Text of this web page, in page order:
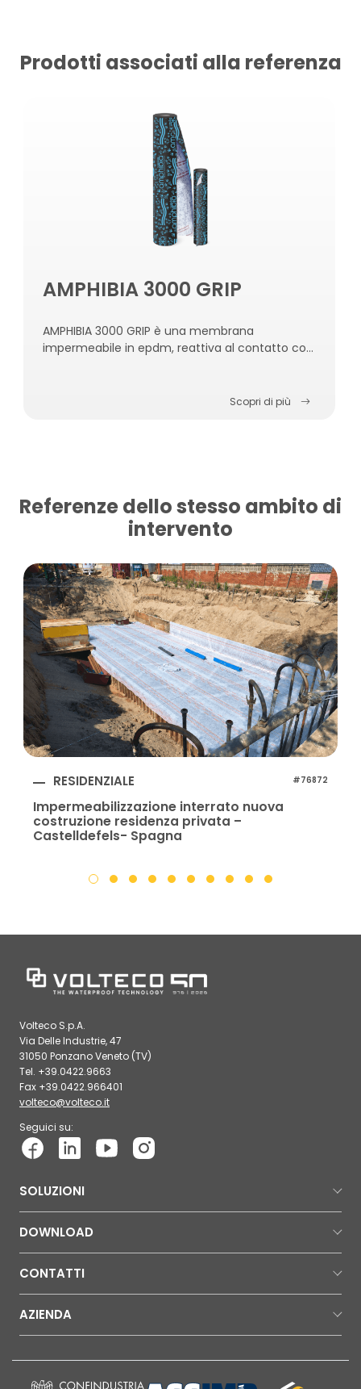
Prodotti associati alla referenza
AMPHIBIA 3000 GRIP
AMPHIBIA 3000 GRIP è una membrana
impermeabile in epdm, reattiva al contatto con
Scopri di più
Referenze dello stesso ambito di
intervento
RESIDENZIALE #76872
Impermeabilizzazione interrato nuova
costruzione residenza privata –
Castelldefels- Spagna
Volteco S.p.A.
Via Delle Industrie, 47
31050 Ponzano Veneto (TV)
Tel. +39.0422.9663
Fax +39.0422.966401
volteco@volteco.it
Seguici su:
SOLUZIONI
DOWNLOAD
CONTATTI
AZIENDA